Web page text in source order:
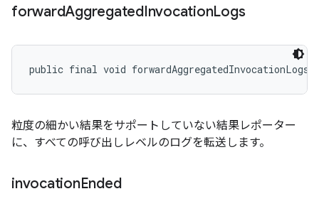
forwardAggregatedInvocationLogs
public final void forwardAggregatedInvocationLogs
粒度の細かい結果をサポートしていない結果レポーター
に、すべての呼び出しレベルのログを転送します。
invocationEnded